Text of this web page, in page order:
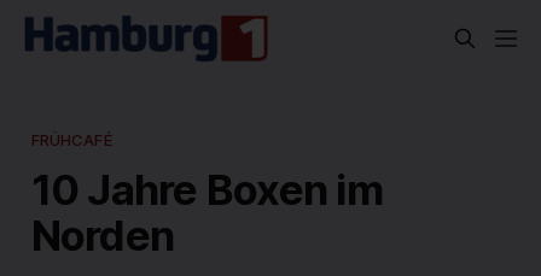
FRÜHCAFÉ
10 Jahre Boxen im
Norden